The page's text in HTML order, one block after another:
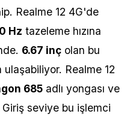
Realme 12 4G'de
Hz tazeleme hızına
6.67 inç olan bu
ulaşabiliyor. Realme 12
685 adlı yongası ve
seviye bu işlemci